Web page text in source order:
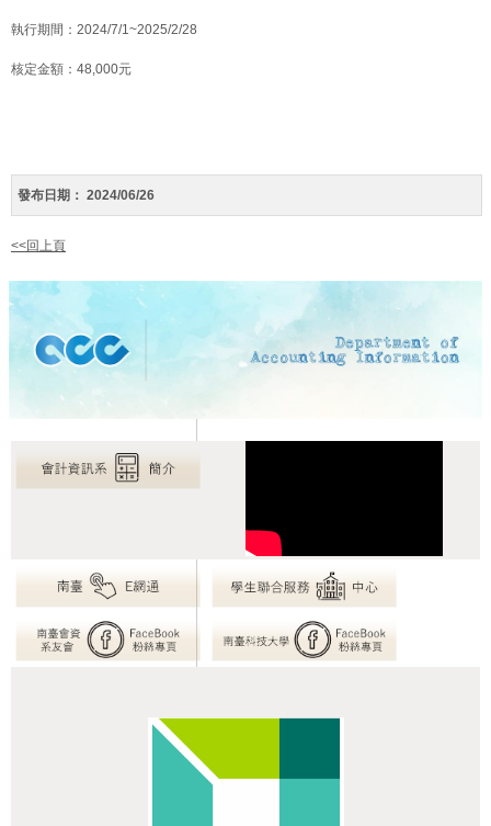
執行期間：2024/7/1~2025/2/28
核定金額：48,000元
發布日期： 2024/06/26
<<回上頁